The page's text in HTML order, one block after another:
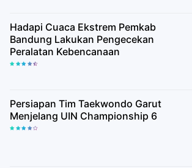
Hadapi Cuaca Ekstrem Pemkab
Bandung Lakukan Pengecekan
Peralatan Kebencanaan
Persiapan Tim Taekwondo Garut
Menjelang UIN Championship 6